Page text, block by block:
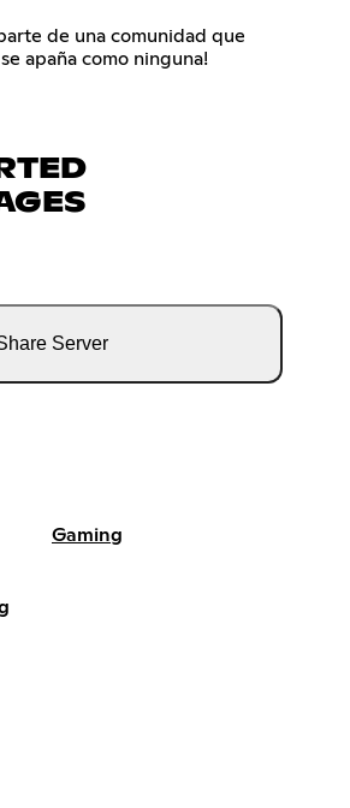
de una comunidad que
apaña como ninguna!
Server
Gaming